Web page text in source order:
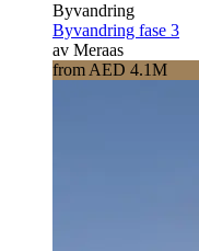
Byvandring
Byvandring fase 3
av Meraas
from AED 4.1M